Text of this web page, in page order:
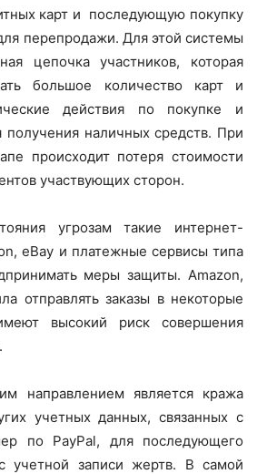
карт и последующую покупку
перепродажи. Для этой системы
цепочка участников, которая
большое количество карт и
действия по покупке и
получения наличных средств. При
происходит потеря стоимости
участвующих сторон.
угрозам такие интернет-
eBay и платежные сервисы типа
меры защиты. Amazon,
отправлять заказы в некоторые
высокий риск совершения
направлением является кража
учетных данных, связанных с
по PayPal, для последующего
учетной записи жертв. В самой